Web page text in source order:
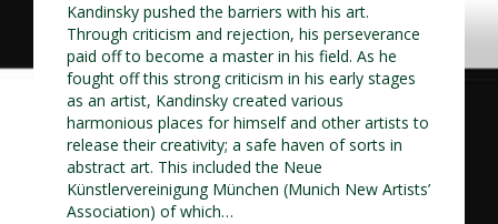
Kandinsky pushed the barriers with his art.
Through criticism and rejection, his perseverance
paid off to become a master in his field. As he
fought off this strong criticism in his early stages
as an artist, Kandinsky created various
harmonious places for himself and other artists to
release their creativity; a safe haven of sorts in
abstract art. This included the Neue
Künstlervereinigung München (Munich New Artists’
Association) of which…